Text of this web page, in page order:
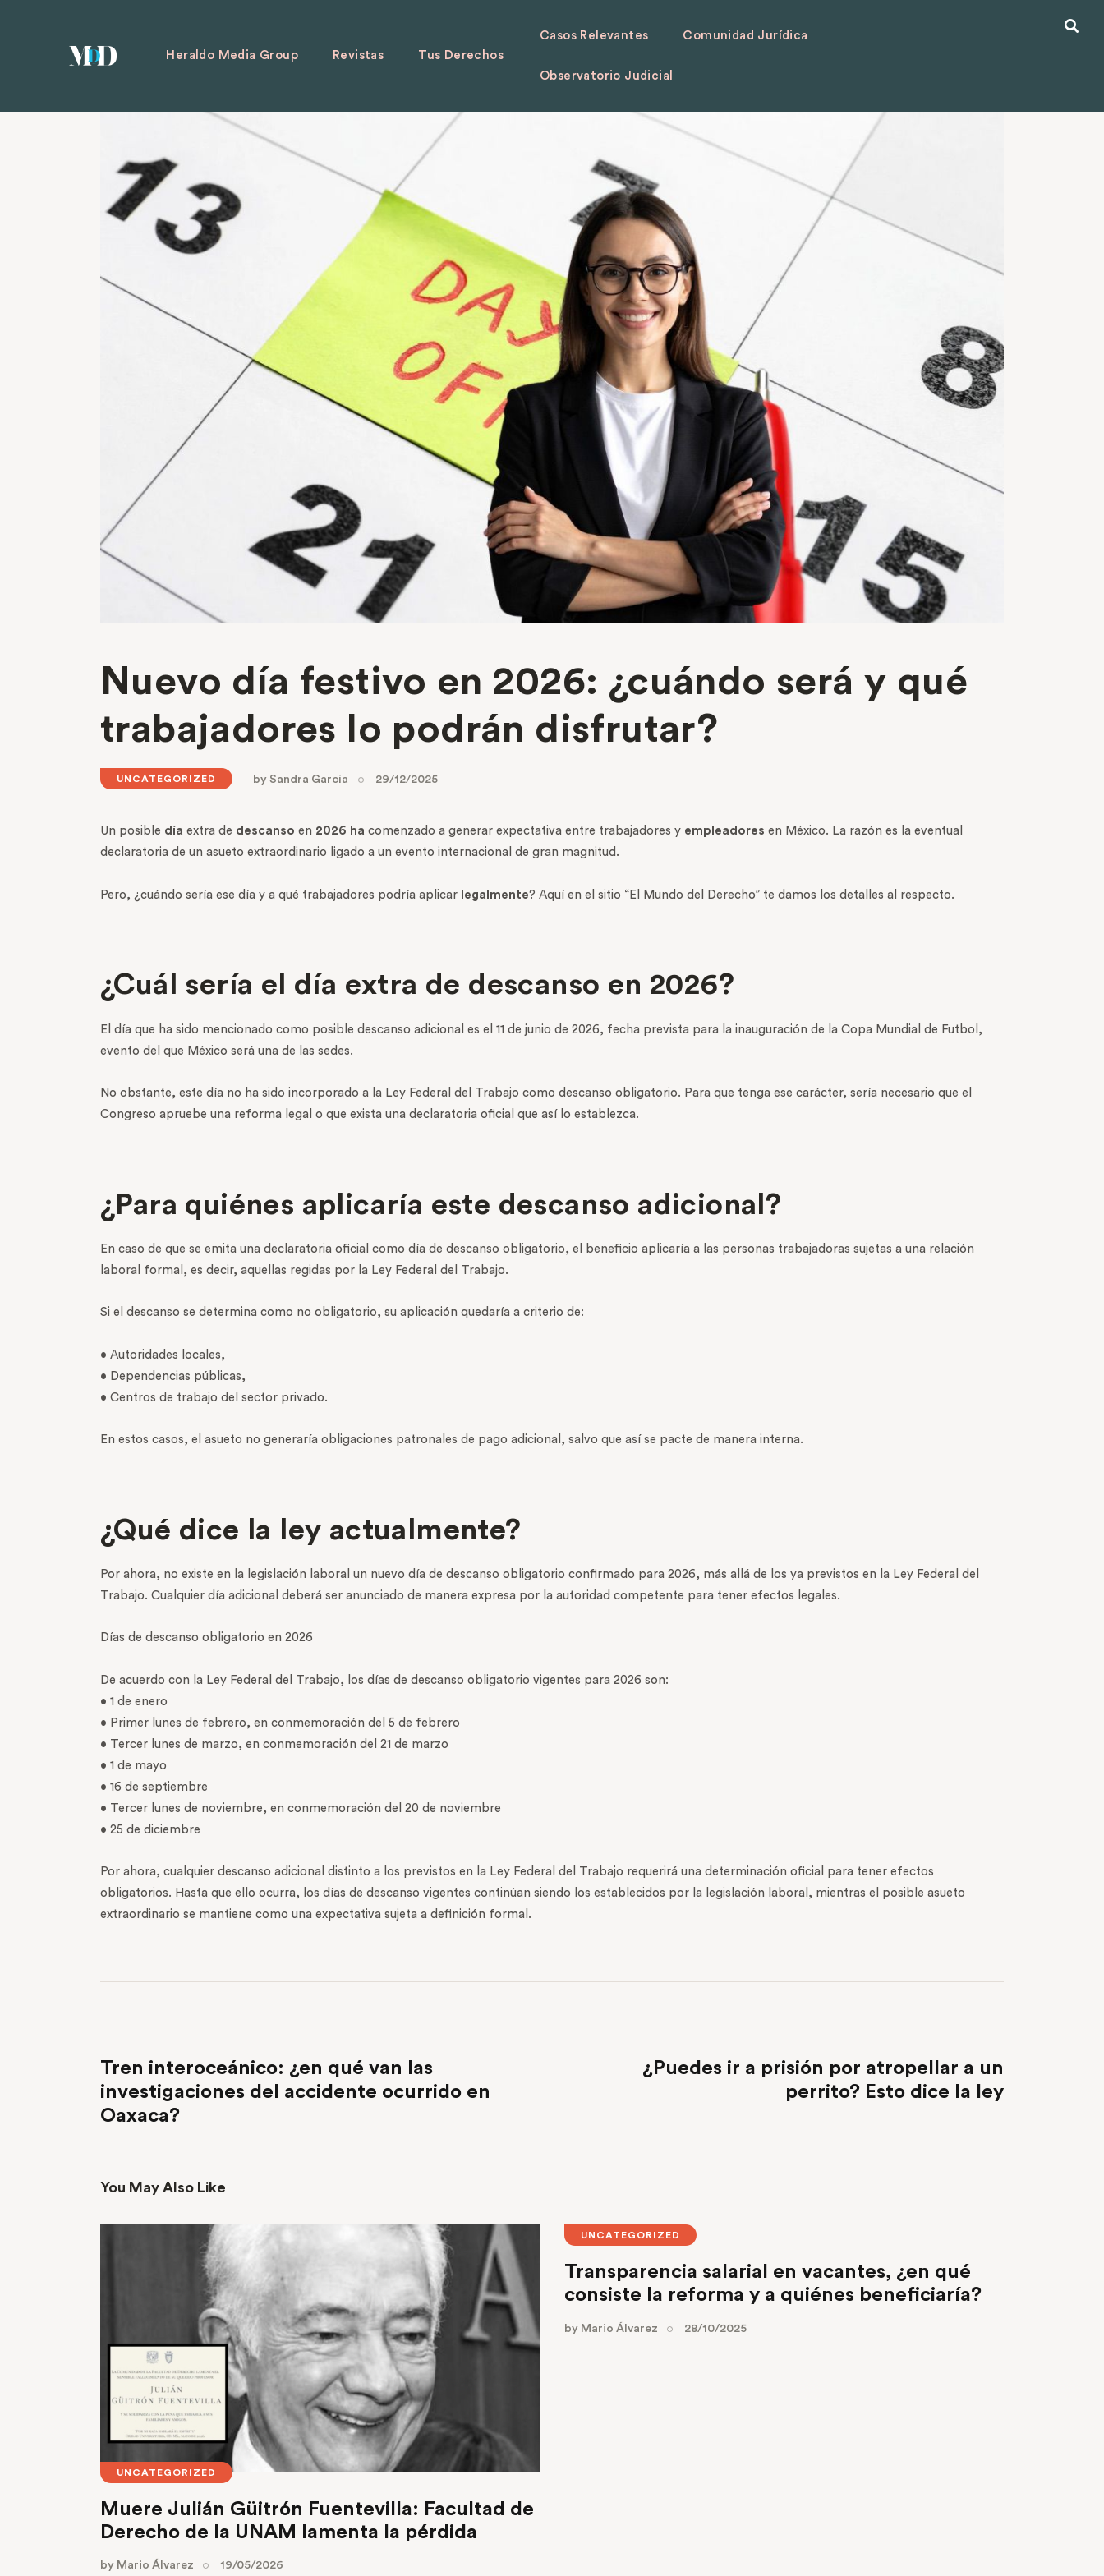
Heraldo Media Group Revistas Tus Derechos
Casos Relevantes Comunidad Jurídica
Observatorio Judicial
Nuevo día festivo en 2026: ¿cuándo será y qué
trabajadores lo podrán disfrutar?
UNCATEGORIZED bySandra García 29/12/2025
Un posible día extra de descanso en 2026 ha comenzado a generar expectativa entre trabajadores y empleadores en México. La razón es la eventual
declaratoria de un asueto extraordinario ligado a un evento internacional de gran magnitud.
Pero, ¿cuándo sería ese día y a qué trabajadores podría aplicar legalmente? Aquí en el sitio “El Mundo del Derecho” te damos los detalles al respecto.
¿Cuál sería el día extra de descanso en 2026?
El día que ha sido mencionado como posible descanso adicional es el 11 de junio de 2026, fecha prevista para la inauguración de la Copa Mundial de Futbol,
evento del que México será una de las sedes.
No obstante, este día no ha sido incorporado a la Ley Federal del Trabajo como descanso obligatorio. Para que tenga ese carácter, sería necesario que el
Congreso apruebe una reforma legal o que exista una declaratoria oficial que así lo establezca.
¿Para quiénes aplicaría este descanso adicional?
En caso de que se emita una declaratoria oficial como día de descanso obligatorio, el beneficio aplicaría a las personas trabajadoras sujetas a una relación
laboral formal, es decir, aquellas regidas por la Ley Federal del Trabajo.
Si el descanso se determina como no obligatorio, su aplicación quedaría a criterio de:
• Autoridades locales,
• Dependencias públicas,
• Centros de trabajo del sector privado.
En estos casos, el asueto no generaría obligaciones patronales de pago adicional, salvo que así se pacte de manera interna.
¿Qué dice la ley actualmente?
Por ahora, no existe en la legislación laboral un nuevo día de descanso obligatorio confirmado para 2026, más allá de los ya previstos en la Ley Federal del
Trabajo. Cualquier día adicional deberá ser anunciado de manera expresa por la autoridad competente para tener efectos legales.
Días de descanso obligatorio en 2026
De acuerdo con la Ley Federal del Trabajo, los días de descanso obligatorio vigentes para 2026 son:
• 1 de enero
• Primer lunes de febrero, en conmemoración del 5 de febrero
• Tercer lunes de marzo, en conmemoración del 21 de marzo
• 1 de mayo
• 16 de septiembre
• Tercer lunes de noviembre, en conmemoración del 20 de noviembre
• 25 de diciembre
Por ahora, cualquier descanso adicional distinto a los previstos en la Ley Federal del Trabajo requerirá una determinación oficial para tener efectos
obligatorios. Hasta que ello ocurra, los días de descanso vigentes continúan siendo los establecidos por la legislación laboral, mientras el posible asueto
extraordinario se mantiene como una expectativa sujeta a definición formal.
Tren interoceánico: ¿en qué van las
investigaciones del accidente ocurrido en
Oaxaca?
¿Puedes ir a prisión por atropellar a un
perrito? Esto dice la ley
You May Also Like
UNCATEGORIZED
Muere Julián Güitrón Fuentevilla: Facultad de
Derecho de la UNAM lamenta la pérdida
by Mario Álvarez 19/05/2026
UNCATEGORIZED
Transparencia salarial en vacantes, ¿en qué
consiste la reforma y a quiénes beneficiaría?
by Mario Álvarez 28/10/2025